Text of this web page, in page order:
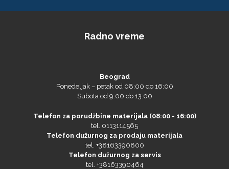
Radno vreme
Beograd
Ponedeljak – petak od 08:00 do 16:00
Subota od 9:00 do 13:00
Telefon za porudžbine materijala (08:00 - 16:00)
tel. 0113114565
Telefon dužurnog za prodaju materijala
tel. +38163390800
Telefon dužurnog za servis
tel. +38163390464